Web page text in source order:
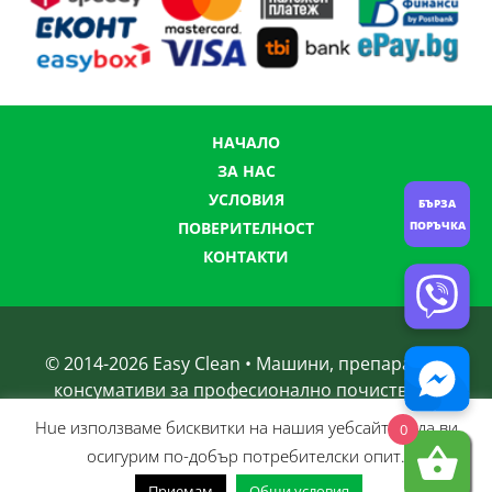
НАЧАЛО
ЗА НАС
УСЛОВИЯ
ПОВЕРИТЕЛНОСТ
КОНТАКТИ
© 2014-2026 Easy Clean • Машини, препарати и
консумативи за професионално почистване
Нue използвамe бисквитки на нашия уебсайт, за да ви
осигурим по-добър потребителски опит.
0
БЪРЗА
ПОРЪЧКА